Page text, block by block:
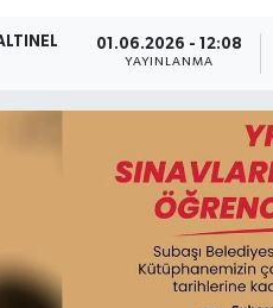
01.06.2026 - 12:08
YAYINLANMA